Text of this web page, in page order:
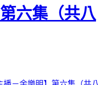
六集（共八